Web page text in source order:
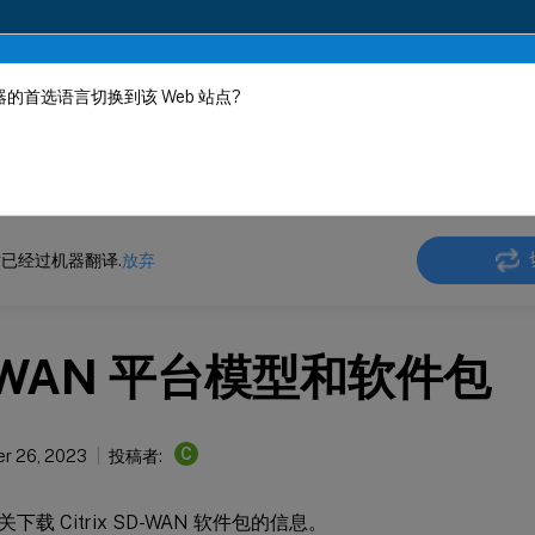
动态翻译。
经过机器翻译.放弃
平台模型和软件包
26, 2023 投稿者: C
下载 Citrix SD-WAN 软件包的信息。
首选语言切换到该 Web 站点?